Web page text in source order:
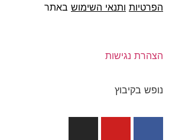
הפרטיות ותנאי השימוש באתר
הצהרת נגישות
נופש בקיבוץ